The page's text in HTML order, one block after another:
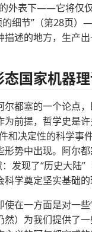
外表下——它将仅
的细节”（第28页
描述的地方，生产
国家机器
尔都塞的一个论点
为前提，哲学史是
和决定性的科学事
形势中出现。阿尔
发现了“历史大陆”
学奠定坚实基础的
在一方面是对一些
）为我们提供了一